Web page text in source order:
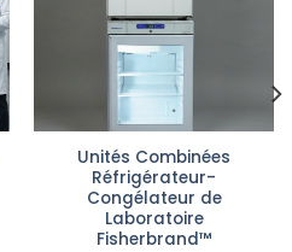
Unités Combinées
Réfrigérateur-
Congélateur de
Laboratoire
Fisherbrand™